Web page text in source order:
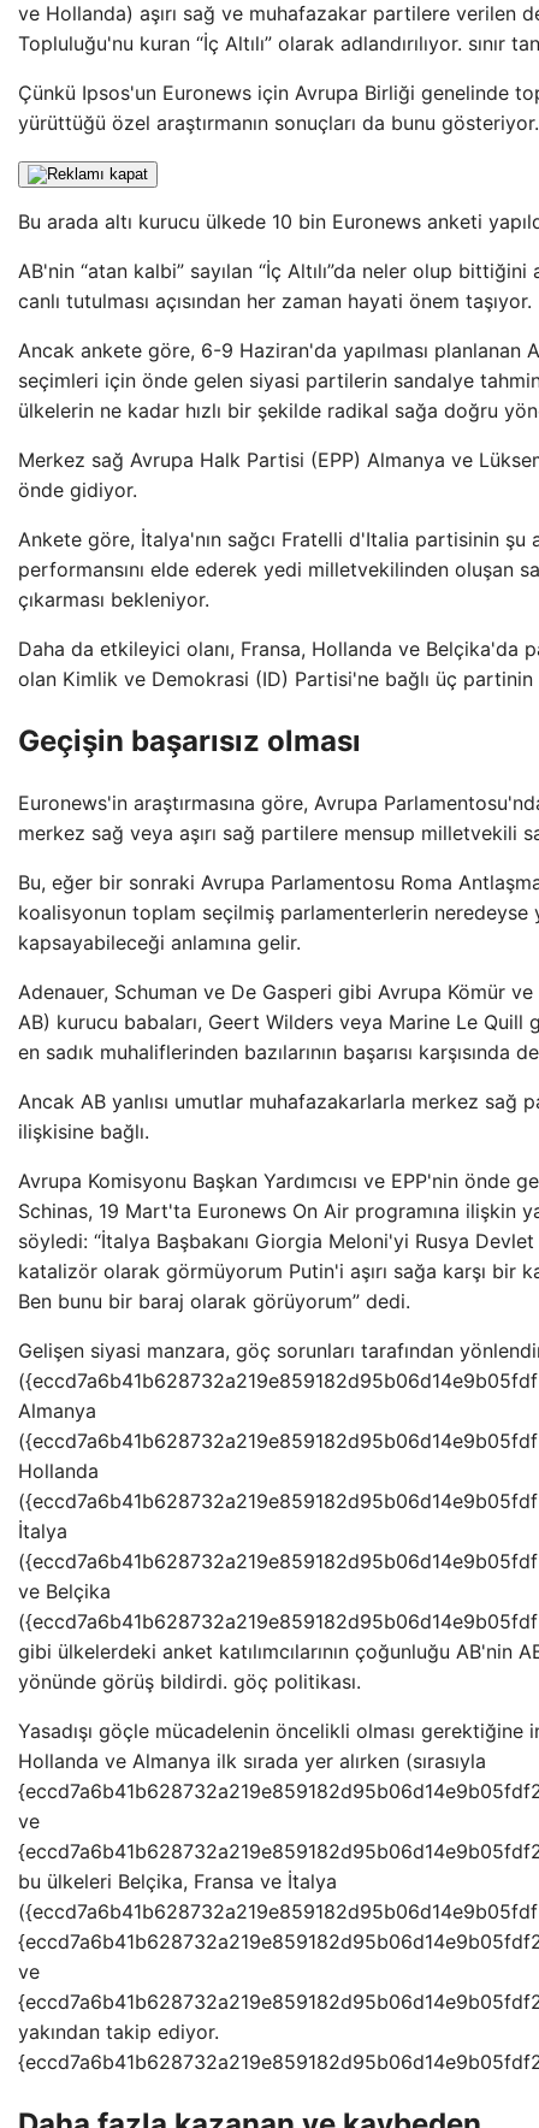
ve Hollanda) aşırı sağ ve muhafazakar partilere verilen
Topluluğu'nu kuran “İç Altılı” olarak adlandırılıyor. sınır
Çünkü Ipsos'un Euronews için Avrupa Birliği genelinde
yürüttüğü özel araştırmanın sonuçları da bunu gösteriyor.
Bu arada altı kurucu ülkede 10 bin Euronews anketi
AB'nin “atan kalbi” sayılan “İç Altılı”da neler olup bittiğini
canlı tutulması açısından her zaman hayati önem taşıyor.
Ancak ankete göre, 6-9 Haziran'da yapılması planlanan
seçimleri için önde gelen siyasi partilerin sandalye
ülkelerin ne kadar hızlı bir şekilde radikal sağa doğru
Merkez sağ Avrupa Halk Partisi (EPP) Almanya ve
önde gidiyor.
Ankete göre, İtalya'nın sağcı Fratelli d'Italia partisinin şu
performansını elde ederek yedi milletvekilinden oluşan
çıkarması bekleniyor.
Daha da etkileyici olanı, Fransa, Hollanda ve Belçika'da
olan Kimlik ve Demokrasi (ID) Partisi'ne bağlı üç partinin
Geçişin başarısız olması
Euronews'in araştırmasına göre, Avrupa
merkez sağ veya aşırı sağ partilere mensup milletvekili
Bu, eğer bir sonraki Avrupa Parlamentosu Roma
koalisyonun toplam seçilmiş parlamenterlerin neredeyse
kapsayabileceği anlamına gelir.
Adenauer, Schuman ve De Gasperi gibi Avrupa Kömür
AB) kurucu babaları, Geert Wilders veya Marine Le Quill
en sadık muhaliflerinden bazılarının başarısı karşısında
Ancak AB yanlısı umutlar muhafazakarlarla merkez sağ
ilişkisine bağlı.
Avrupa Komisyonu Başkan Yardımcısı ve EPP'nin önde
Schinas, 19 Mart'ta Euronews On Air programına ilişkin
söyledi: “İtalya Başbakanı Giorgia Meloni'yi Rusya
katalizör olarak görmüyorum Putin'i aşırı sağa karşı bir
Ben bunu bir baraj olarak görüyorum” dedi.
Gelişen siyasi manzara, göç sorunları tarafından
Almanya
Hollanda
İtalya
ve Belçika
gibi ülkelerdeki anket katılımcılarının çoğunluğu AB'nin
yönünde görüş bildirdi. göç politikası.
Yasadışı göçle mücadelenin öncelikli olması gerektiğine
Hollanda ve Almanya ilk sırada yer alırken (sırasıyla
ve
bu ülkeleri Belçika, Fransa ve İtalya
ve
yakından takip ediyor.